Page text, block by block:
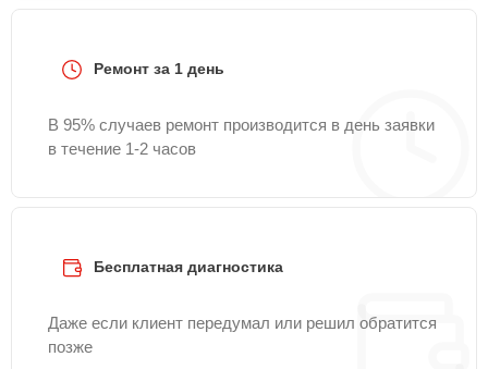
Ремонт за 1 день
В 95% случаев ремонт производится в день заявки
в течение 1-2 часов
Бесплатная диагностика
Даже если клиент передумал или решил обратится
позже